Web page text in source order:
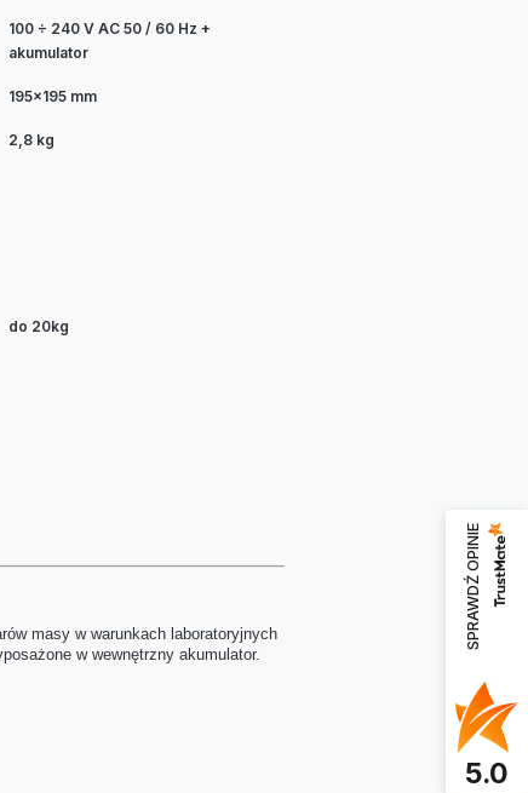
100 ÷ 240 V AC 50 / 60 Hz +
akumulator
195×195 mm
2,8 kg
do 20kg
masy w warunkach laboratoryjnych
w wewnętrzny akumulator.
SPRAWDŹ OPINIE
5.0